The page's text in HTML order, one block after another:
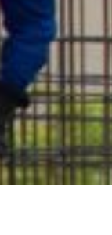
justeras